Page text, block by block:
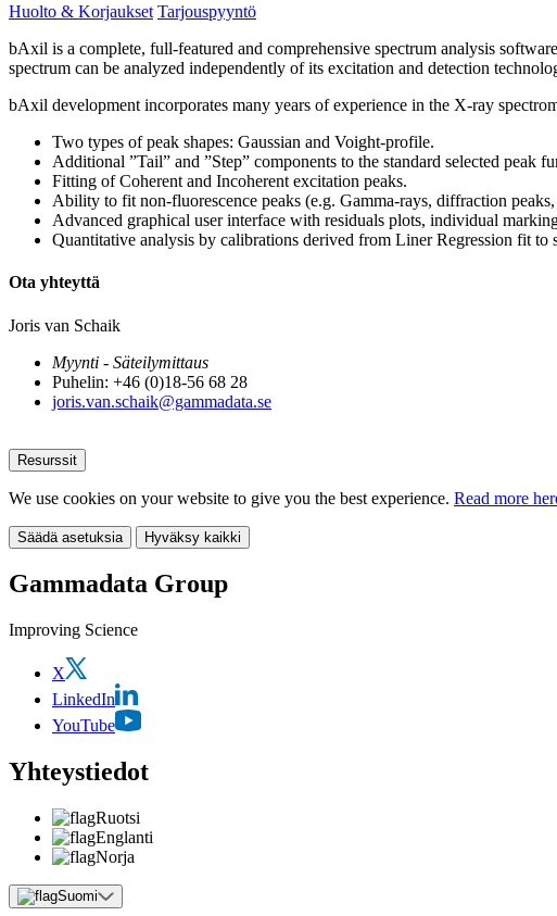
Huolto & Korjaukset Tarjouspyyntö
bAxil is a complete, full-featured and comprehensive spectrum analysis
spectrum can be analyzed independently of its excitation and detection
bAxil development incorporates many years of experience in the X-ray
Two types of peak shapes: Gaussian and Voight-profile.
Additional ”Tail” and ”Step” components to the standard selected peak
Fitting of Coherent and Incoherent excitation peaks.
Ability to fit non-fluorescence peaks (e.g. Gamma-rays, diffraction
Advanced graphical user interface with residuals plots, individual
Quantitative analysis by calibrations derived from Liner Regression fit to
Ota yhteyttä
Joris van Schaik
Myynti - Säteilymittaus
Puhelin: +46 (0)18-56 68 28
joris.van.schaik@gammadata.se
Resurssit
We use cookies on your website to give you the best experience. Read more
Säädä asetuksia Hyväksy kaikki
Gammadata Group
Improving Science
X
LinkedIn
YouTube
Yhteystiedot
Ruotsi
Englanti
Norja
Suomi